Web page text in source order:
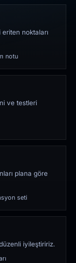
noktaları
notu
ve testleri
plana göre
seti
iyileştiririz.